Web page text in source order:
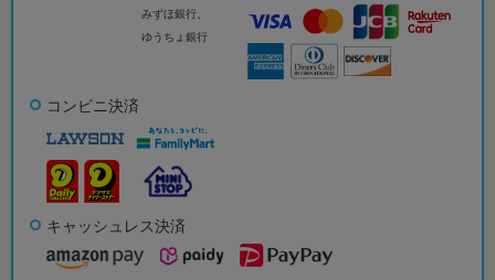
みずほ銀行、
ゆうちょ銀行
コンビニ決済
キャッシュレス決済